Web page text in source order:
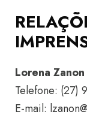
Lorena
Telefone: (27)
E-mail: